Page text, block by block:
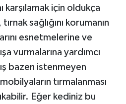
karşılamak için oldukça
sağlığını korumanın
esnetmelerine ve
vurmalarına yardımcı
bazen istenmeyen
tırmalanması
Eğer kediniz bu